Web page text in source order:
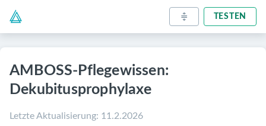
TESTEN
AMBOSS-Pflegewissen:
Dekubitusprophylaxe
Letzte Aktualisierung: 11.2.2026